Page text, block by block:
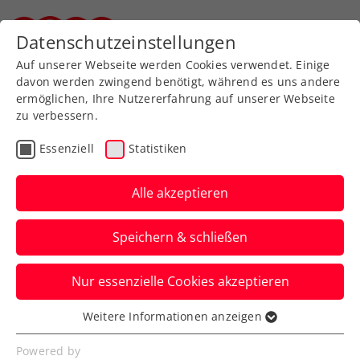
Zurück zur Newsübersicht
Turniere
ITF Junior Finals:
Schwärzler vor
Entscheidungsspiel um
Aufstieg
Das zweite Gruppenmatch beim
Abschlussturnier in Chengdu hat das
ÖTV-Toptalent diesmal verloren.
Datenschutzeinstellungen
Auf unserer Webseite werden Cookies verwendet. Einige
davon werden zwingend benötigt, während es uns andere
ermöglichen, Ihre Nutzererfahrung auf unserer Webseite
zu verbessern.
Essenziell Statistiken
Alle akzeptieren
Speichern & schließen
Nur essenzielle Cookies akzeptieren
Essenziell
Essenzielle Cookies werden für grundlegende
Weitere Informationen anzeigen
Powered by